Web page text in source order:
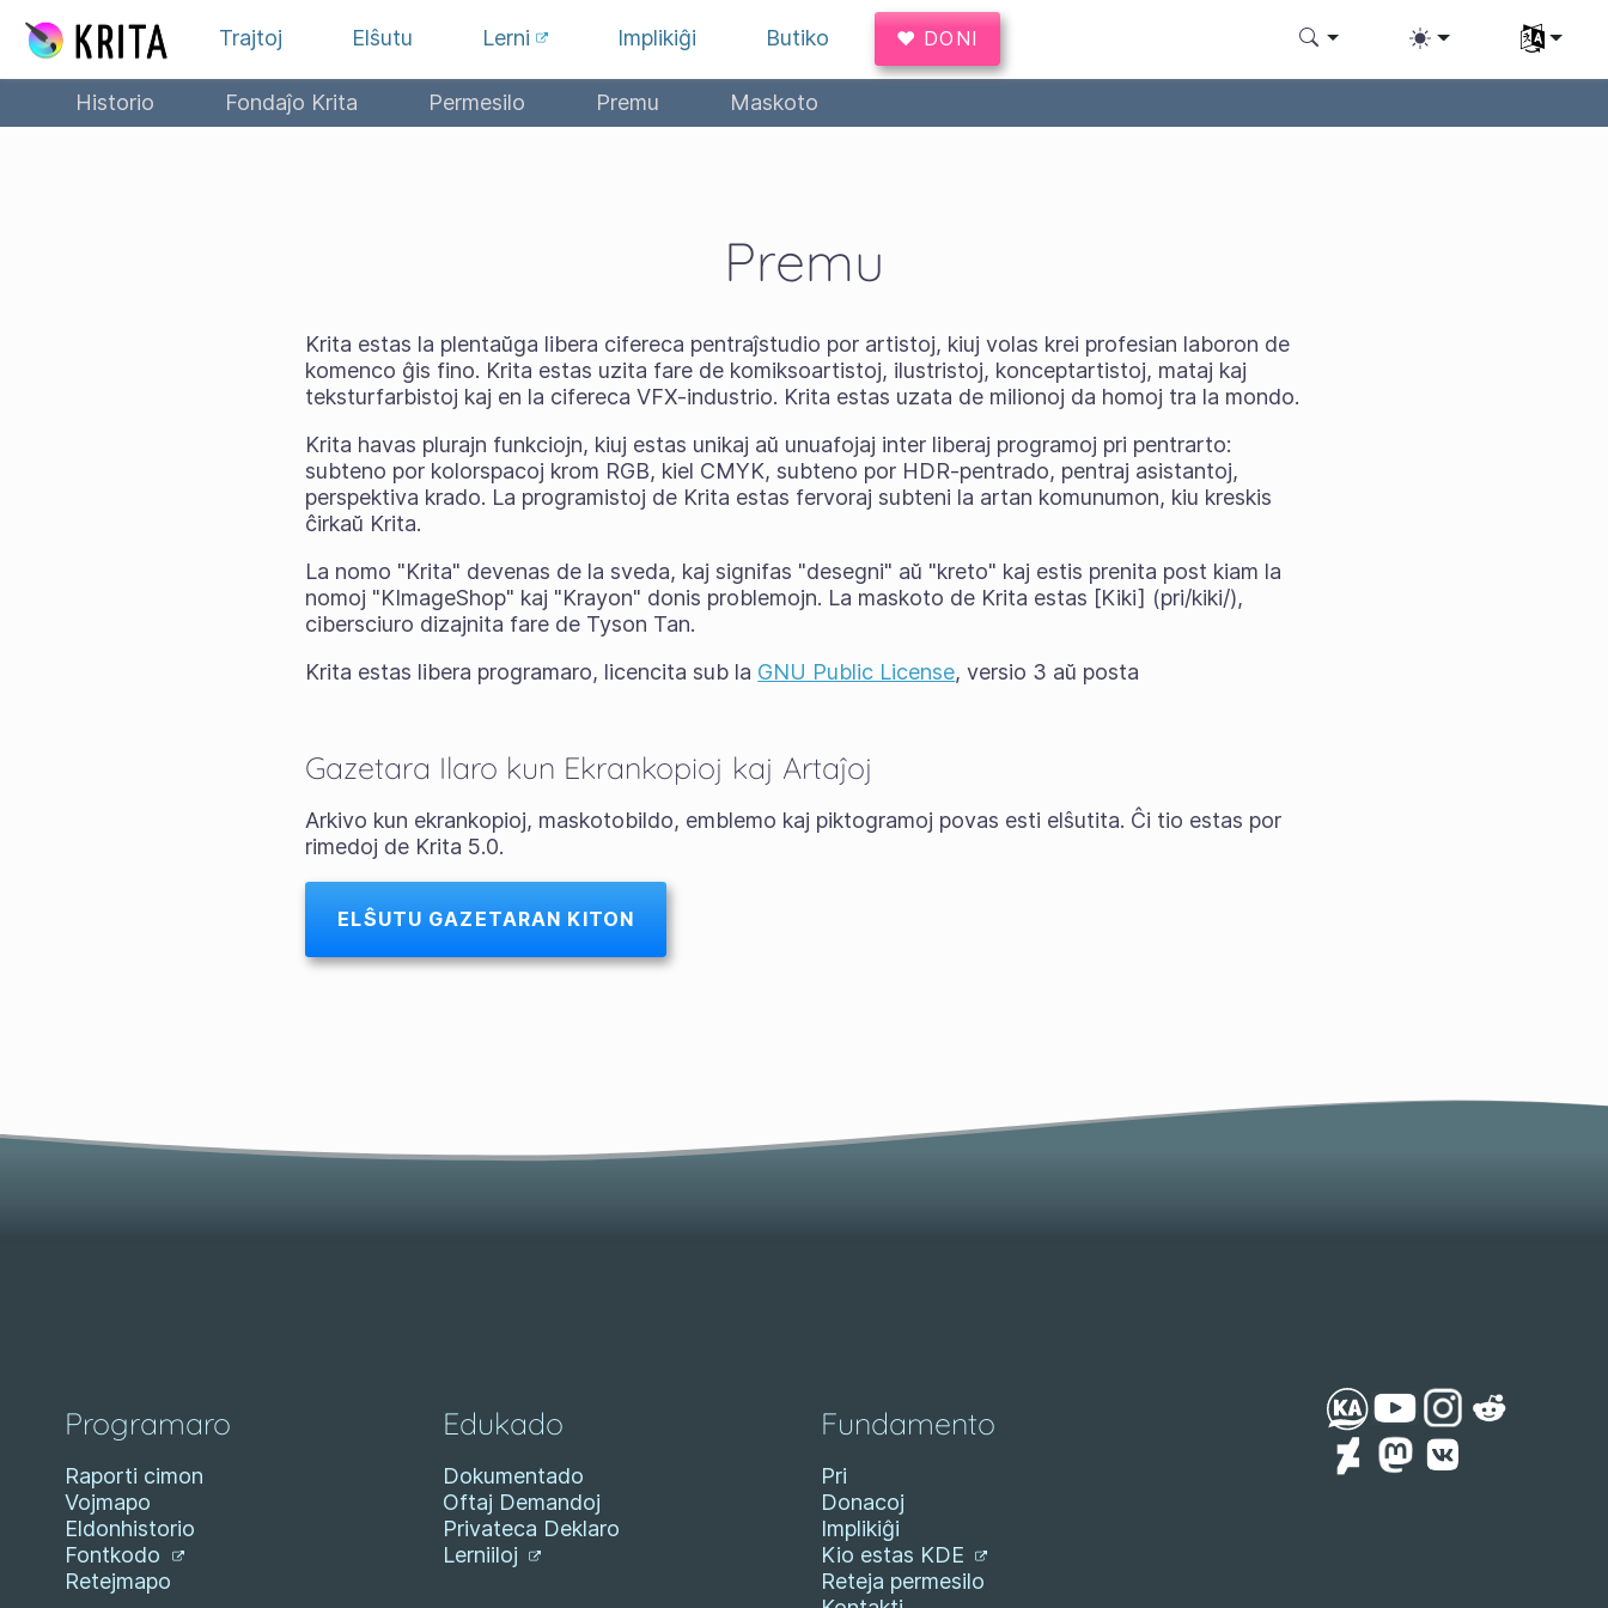
Trajtoj
Elŝutu Lerni Implikiĝi Butiko ♥ DONI Elektu
Historio Fondaĵo Krita Permesilo Premu Maskoto
Premu
Krita estas la plentaŭga libera cifereca pentraĵstudio por artistoj, kiuj volas krei profesian laboron de
komenco ĝis fino. Krita estas uzita fare de komiksoartistoj, ilustristoj, konceptartistoj, mataj kaj
teksturfarbistoj kaj en la cifereca VFX-industrio. Krita estas uzata de milionoj da homoj tra la mondo.
Krita havas plurajn funkciojn, kiuj estas unikaj aŭ unuafojaj inter liberaj programoj pri pentrarto:
subteno por kolorspacoj krom RGB, kiel CMYK, subteno por HDR-pentrado, pentraj asistantoj,
perspektiva krado. La programistoj de Krita estas fervoraj subteni la artan komunumon, kiu kreskis
ĉirkaŭ Krita.
La nomo "Krita" devenas de la sveda, kaj signifas "desegni" aŭ "kreto" kaj estis prenita post kiam la
nomoj "KImageShop" kaj "Krayon" donis problemojn. La maskoto de Krita estas [Kiki] (pri/kiki/),
cibersciuro dizajnita fare de Tyson Tan.
Krita estas libera programaro, licencita sub la GNU Public License, versio 3 aŭ posta
Gazetara Ilaro kun Ekrankopioj kaj Artaĵoj
Arkivo kun ekrankopioj, maskotobildo, emblemo kaj piktogramoj povas esti elŝutita. Ĉi tio estas por
rimedoj de Krita 5.0.
ELŜUTU GAZETARAN KITON
Programaro
Raporti cimon
Vojmapo
Eldonhistorio
Fontkodo
Retejmapo
Edukado
Dokumentado
Oftaj Demandoj
Privateca Deklaro
Lerniiloj
Fundamento
Pri
Donacoj
Implikiĝi
Kio estas KDE
Reteja permesilo